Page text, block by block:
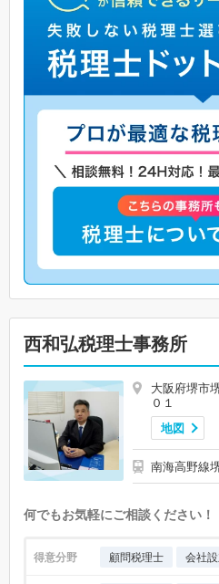
西和弘税理士事務所
大阪府堺市
０１
地図
南海高野線
何でもお気軽にご相談ください！
得意分野 顧問税理士 会社